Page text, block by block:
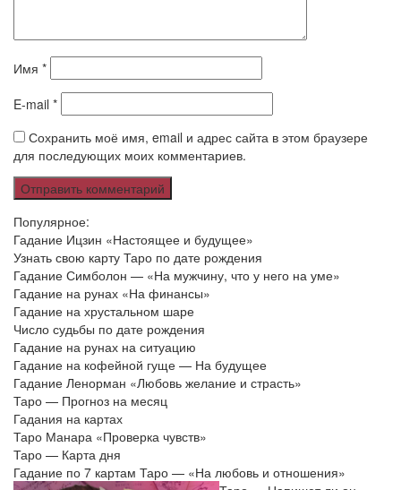
Имя *
E-mail *
Сохранить моё имя, email и адрес сайта в этом браузере
для последующих моих комментариев.
Популярное:
Гадание Ицзин «Настоящее и будущее»
Узнать свою карту Таро по дате рождения
Гадание Симболон — «На мужчину, что у него на уме»
Гадание на рунах «На финансы»
Гадание на хрустальном шаре
Число судьбы по дате рождения
Гадание на рунах на ситуацию
Гадание на кофейной гуще — На будущее
Гадание Ленорман «Любовь желание и страсть»
Таро — Прогноз на месяц
Гадания на картах
Таро Манара «Проверка чувств»
Таро — Карта дня
Гадание по 7 картам Таро — «На любовь и отношения»